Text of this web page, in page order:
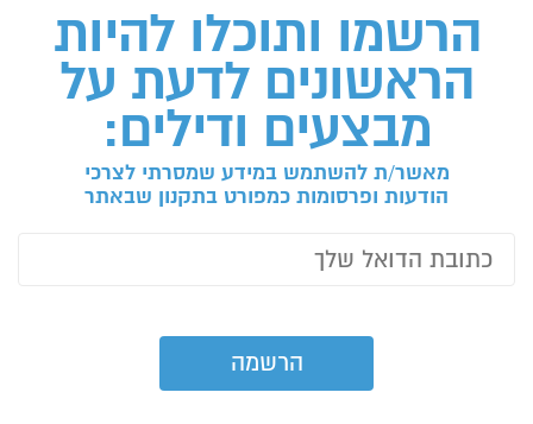
הרשמו ותוכלו להיות
הראשונים לדעת על
מבצעים ודילים:
מאשר/ת להשתמש במידע שמסרתי לצרכי
הודעות ופרסומות כמפורט בתקנון שבאתר